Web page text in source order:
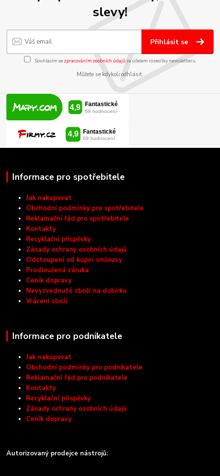
slevy!
Přihlásit se
Souhlasím se zpracováním osobních údajůza účelem rozesílky newsletteru.
Můžete se kdykoli odhlásit.
Informace pro spotřebitele
Jak nakupovat
Obchodní podmínky pro spotřebitele
Reklamační řád pro spotřebitele
Kontakty
Recyklační příspěvky
Zásady ochrany osobních údajů
Odstoupení od kupní smlouvy
Prodloužená záruka
Ceník dopravy
Nevyzvednuté zboží na dobírku
Vrácení zboží
Informace pro podnikatele
Jak nakupovat
Obchodní podmínky pro podnikatele
Reklamační řád pro podnikatele
Kontakty
Recyklační příspěvky
Zásady ochrany osobních údajů
Ceník dopravy
Autorizovaný prodejce nástrojů: